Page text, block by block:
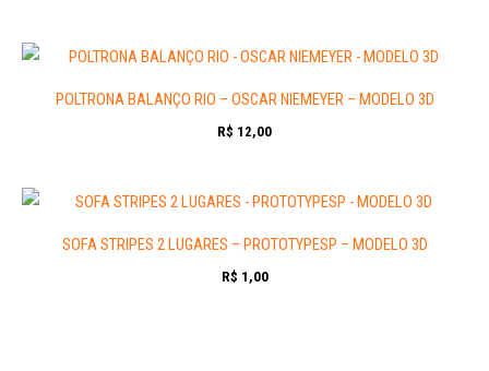
POLTRONA BALANÇO RIO – OSCAR NIEMEYER – MODELO 3D
R$ 12,00
SOFA STRIPES 2 LUGARES – PROTOTYPESP – MODELO 3D
R$ 1,00